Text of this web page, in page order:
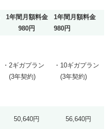
1年間月額料金
980円
1年間月額料金
980円
・2ギガプラン
(3年契約)
・10ギガプラン
(3年契約)
50,640円 56,640円